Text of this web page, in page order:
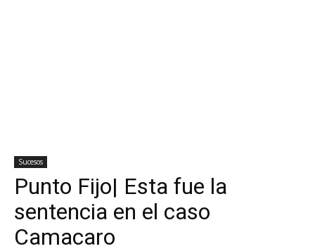
Sucesos
Punto Fijo| Esta fue la
sentencia en el caso
Camacaro